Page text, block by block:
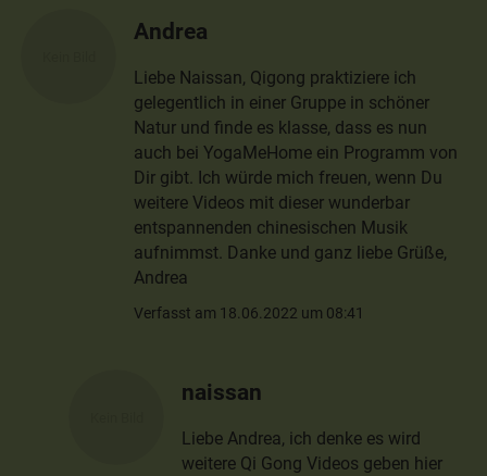
Andrea
Liebe Naissan, Qigong praktiziere ich
gelegentlich in einer Gruppe in schöner
Natur und finde es klasse, dass es nun
auch bei YogaMeHome ein Programm von
Dir gibt. Ich würde mich freuen, wenn Du
weitere Videos mit dieser wunderbar
entspannenden chinesischen Musik
aufnimmst. Danke und ganz liebe Grüße,
Andrea
Verfasst am 18.06.2022 um 08:41
naissan
Liebe Andrea, ich denke es wird
weitere Qi Gong Videos geben hier